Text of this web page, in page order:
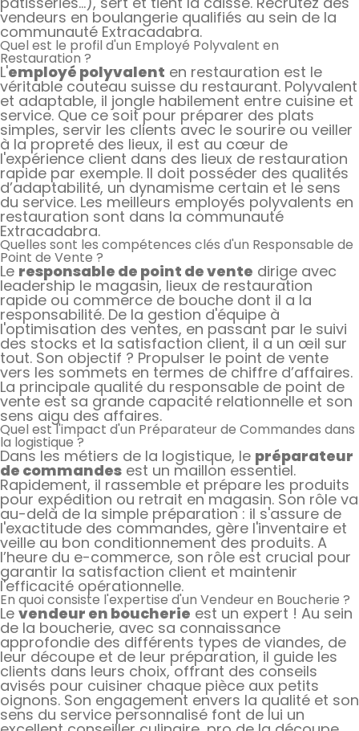
vendeurs en boulangerie qualifiés au sein de la
communauté Extracadabra.
Quel est le profil d'un Employé Polyvalent en
Restauration ?
L'employé polyvalent en restauration est le
véritable couteau suisse du restaurant. Polyvalent
et adaptable, il jongle habilement entre cuisine et
service. Que ce soit pour préparer des plats
simples, servir les clients avec le sourire ou veiller
à la propreté des lieux, il est au cœur de
l'expérience client dans des lieux de restauration
rapide par exemple. Il doit posséder des qualités
d’adaptabilité, un dynamisme certain et le sens
du service. Les meilleurs employés polyvalents en
restauration sont dans la communauté
Extracadabra.
Quelles sont les compétences clés d'un Responsable de
Point de Vente ?
Le responsable de point de vente dirige avec
leadership le magasin, lieux de restauration
rapide ou commerce de bouche dont il a la
responsabilité. De la gestion d'équipe à
l'optimisation des ventes, en passant par le suivi
des stocks et la satisfaction client, il a un œil sur
tout. Son objectif ? Propulser le point de vente
vers les sommets en termes de chiffre d’affaires.
La principale qualité du responsable de point de
vente est sa grande capacité relationnelle et son
sens aigu des affaires.
Quel est l'impact d'un Préparateur de Commandes dans
la logistique ?
Dans les métiers de la logistique, le préparateur
de commandes est un maillon essentiel.
Rapidement, il rassemble et prépare les produits
pour expédition ou retrait en magasin. Son rôle va
au-delà de la simple préparation : il s'assure de
l'exactitude des commandes, gère l'inventaire et
veille au bon conditionnement des produits. A
l’heure du e-commerce, son rôle est crucial pour
garantir la satisfaction client et maintenir
l'efficacité opérationnelle.
En quoi consiste l'expertise d'un Vendeur en Boucherie ?
Le vendeur en boucherie est un expert ! Au sein
de la boucherie, avec sa connaissance
approfondie des différents types de viandes, de
leur découpe et de leur préparation, il guide les
clients dans leurs choix, offrant des conseils
avisés pour cuisiner chaque pièce aux petits
oignons. Son engagement envers la qualité et son
sens du service personnalisé font de lui un